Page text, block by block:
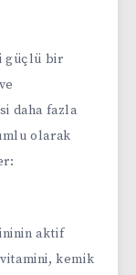
güçlü bir
daha fazla
olarak
aktif
kemik